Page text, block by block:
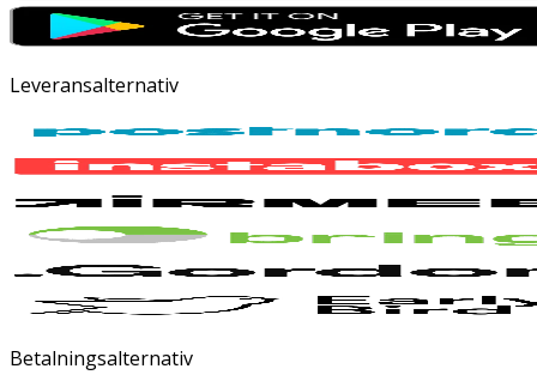
Leveransalternativ
Betalningsalternativ